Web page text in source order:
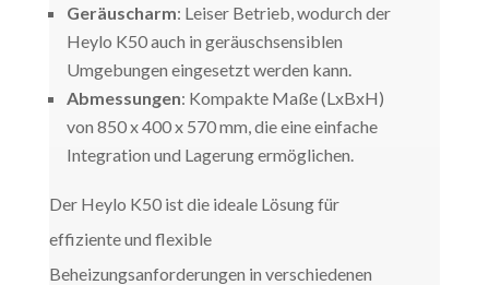
Geräuscharm: Leiser Betrieb, wodurch der
Heylo K50 auch in geräuschsensiblen
Umgebungen eingesetzt werden kann.
Abmessungen: Kompakte Maße (LxBxH)
von 850 x 400 x 570 mm, die eine einfache
Integration und Lagerung ermöglichen.
Der Heylo K50 ist die ideale Lösung für
effiziente und flexible
Beheizungsanforderungen in verschiedenen